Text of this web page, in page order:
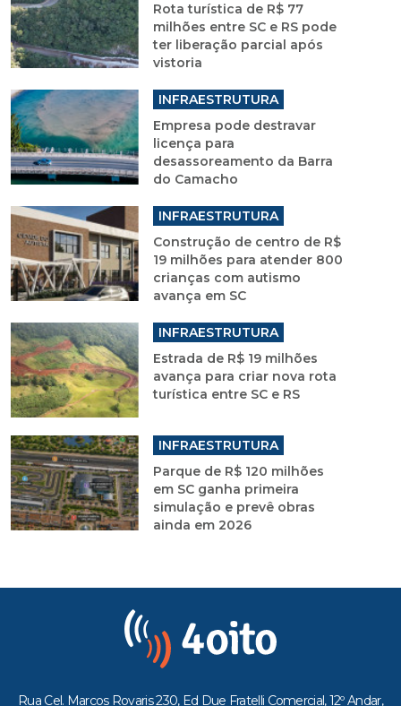
Rota turística de R$ 77
milhões entre SC e RS pode
ter liberação parcial após
vistoria
INFRAESTRUTURA
Empresa pode destravar
licença para
desassoreamento da Barra
do Camacho
INFRAESTRUTURA
Construção de centro de R$
19 milhões para atender 800
crianças com autismo
avança em SC
INFRAESTRUTURA
Estrada de R$ 19 milhões
avança para criar nova rota
turística entre SC e RS
INFRAESTRUTURA
Parque de R$ 120 milhões
em SC ganha primeira
simulação e prevê obras
ainda em 2026
Rua Cel. Marcos Rovaris 230, Ed Due Fratelli Comercial, 12º Andar,